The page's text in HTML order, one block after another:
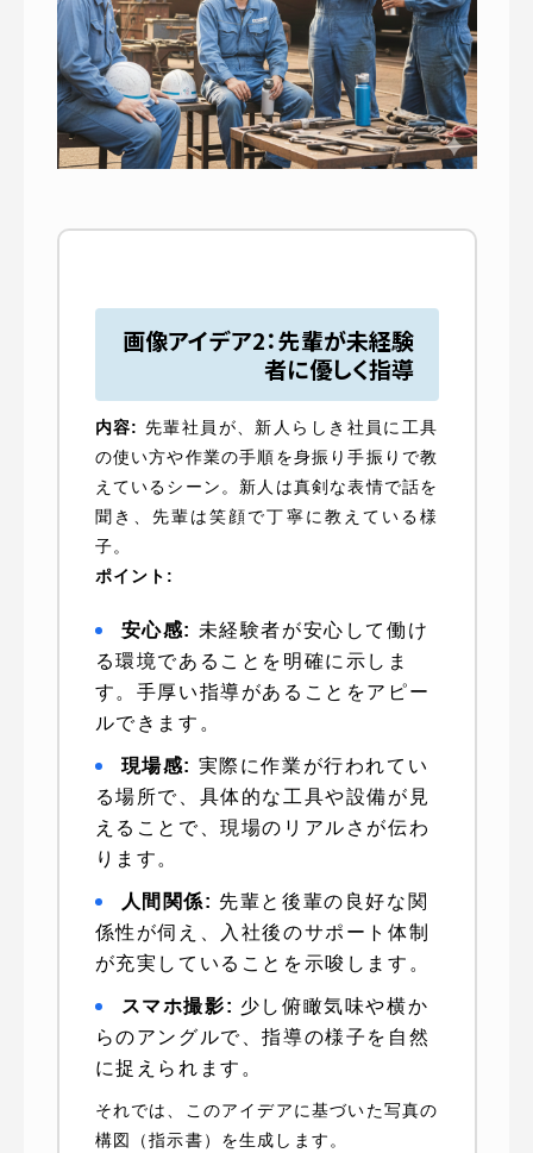
画像アイデア2：先輩が未経験
者に優しく指導
内容: 先輩社員が、新人らしき社員に工具
の使い方や作業の手順を身振り手振りで教
えているシーン。新人は真剣な表情で話を
聞き、先輩は笑顔で丁寧に教えている様
子。
ポイント:
安心感: 未経験者が安心して働け
る環境であることを明確に示しま
す。手厚い指導があることをアピー
ルできます。
現場感: 実際に作業が行われてい
る場所で、具体的な工具や設備が見
えることで、現場のリアルさが伝わ
ります。
人間関係: 先輩と後輩の良好な関
係性が伺え、入社後のサポート体制
が充実していることを示唆します。
スマホ撮影: 少し俯瞰気味や横か
らのアングルで、指導の様子を自然
に捉えられます。
それでは、このアイデアに基づいた写真の
構図（指示書）を生成します。